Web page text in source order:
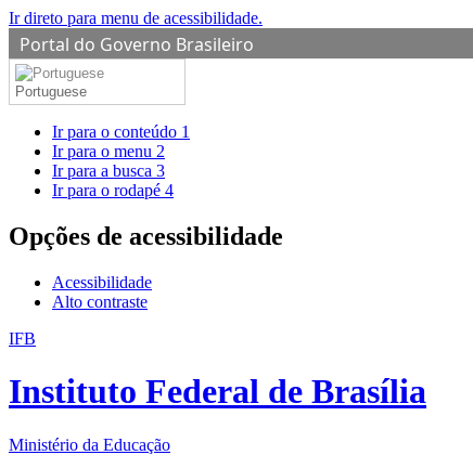
Ir direto para menu de acessibilidade.
Portal do Governo Brasileiro
Portuguese
Ir para o conteúdo 1
Ir para o menu 2
Ir para a busca 3
Ir para o rodapé 4
Opções de acessibilidade
Acessibilidade
Alto contraste
IFB
Instituto Federal de Brasília
Ministério da Educação